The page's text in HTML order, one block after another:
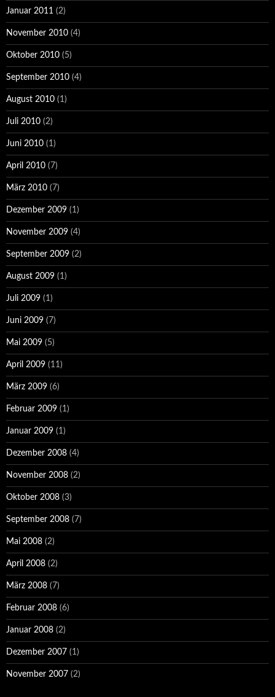
Januar 2011 (2)
November 2010 (4)
Oktober 2010 (5)
September 2010 (4)
August 2010 (1)
Juli 2010 (2)
Juni 2010 (1)
April 2010 (7)
März 2010 (7)
Dezember 2009 (1)
November 2009 (4)
September 2009 (2)
August 2009 (1)
Juli 2009 (1)
Juni 2009 (7)
Mai 2009 (5)
April 2009 (11)
März 2009 (6)
Februar 2009 (1)
Januar 2009 (1)
Dezember 2008 (4)
November 2008 (2)
Oktober 2008 (3)
September 2008 (7)
Mai 2008 (2)
April 2008 (2)
März 2008 (7)
Februar 2008 (6)
Januar 2008 (2)
Dezember 2007 (1)
November 2007 (2)